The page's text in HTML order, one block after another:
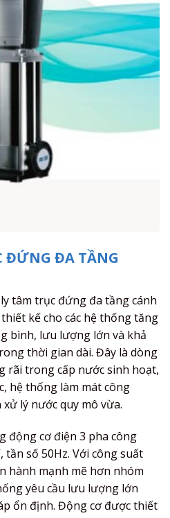
ĐỨNG ĐA TẦNG
tâm trục đứng đa tầng cánh
kế cho các hệ thống tăng
bình, lưu lượng lớn và khả
thời gian dài. Đây là dòng
rãi trong cấp nước sinh hoạt,
hệ thống làm mát công
xử lý nước quy mô vừa.
động cơ điện 3 pha công
tần số 50Hz. Với công suất
hành mạnh mẽ hơn nhóm
yêu cầu lưu lượng lớn
ổn định. Động cơ được thiết